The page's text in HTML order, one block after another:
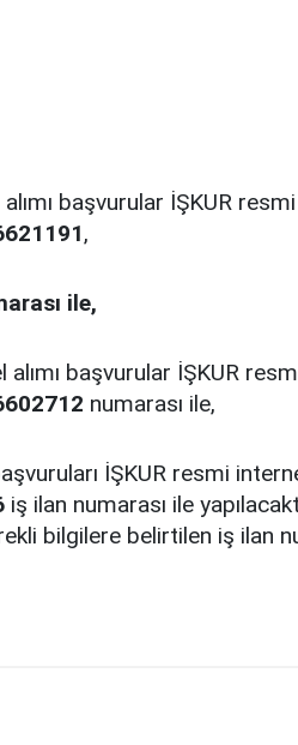
başvurular İŞKUR
,
ile,
alımı başvurular İŞKUR
numarası ile,
İŞKUR resmi
iş ilan numarası ile
bilgilere belirtilen iş ilan